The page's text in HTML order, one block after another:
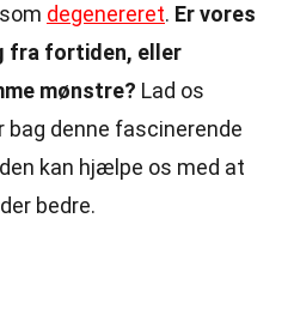
degenereret. Er vores
fra fortiden, eller
mønstre? Lad os
bag denne fascinerende
kan hjælpe os med at
bedre.